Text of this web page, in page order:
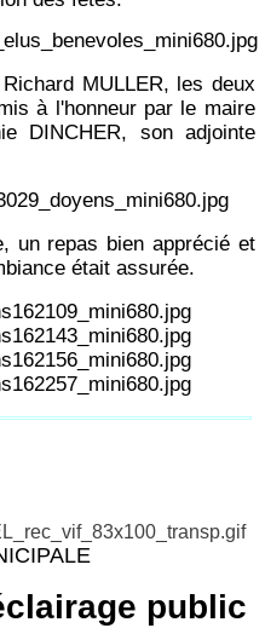
MULLER, les deux
à l'honneur par le maire
DINCHER, son adjointe
un repas bien apprécié et
était assurée.
public